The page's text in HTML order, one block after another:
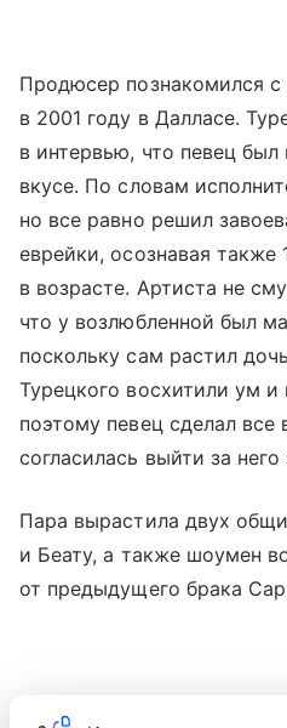
Продюсер познакомился с
в 2001 году в Далласе.
в интервью, что певец
вкусе. По словам
но все равно решил
еврейки, осознавая
в возрасте. Артиста не
что у возлюбленной был
поскольку сам растил
Турецкого восхитили ум
поэтому певец сделал
согласилась выйти за
Пара вырастила двух
и Беату, а также шоумен
от предыдущего брака